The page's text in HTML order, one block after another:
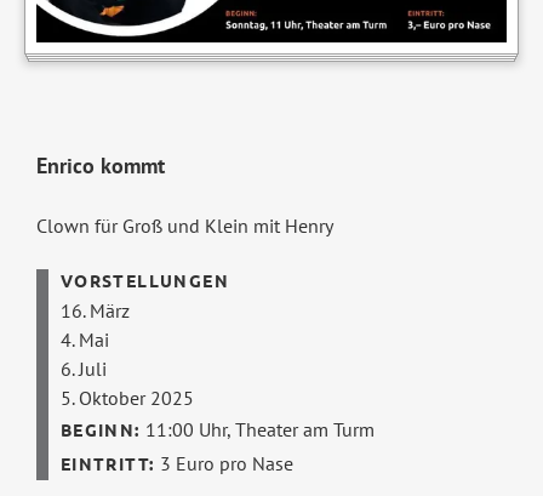
Enrico kommt
Clown für Groß und Klein mit Henry
16. März
4. Mai
6. Juli
5. Oktober 2025
11:00 Uhr,Theater am Turm
3 Euro pro Nase